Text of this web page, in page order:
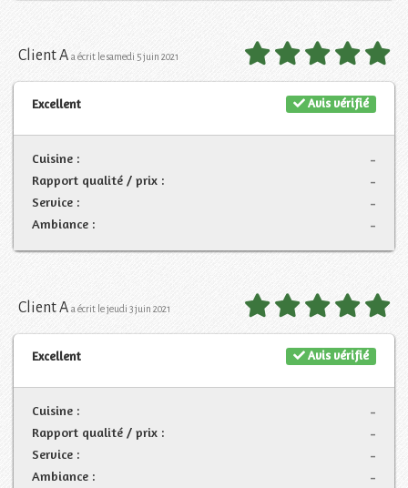
Client A a écrit le samedi 5 juin 2021
Avis vérifié
Excellent
-
Cuisine :
-
Rapport qualité / prix :
-
Service :
-
Ambiance :
Client A a écrit le jeudi 3 juin 2021
Avis vérifié
Excellent
-
Cuisine :
-
Rapport qualité / prix :
-
Service :
-
Ambiance :